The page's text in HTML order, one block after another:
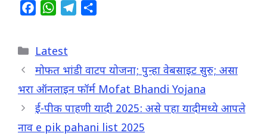
e
b
o
o
k
W
t
s
A
p
g
r
m
e
Categories
Latest
मोफत भांडी वाटप योजना; पुन्हा वेबसाइट सुरु; असा
भरा ऑनलाइन फॉर्म Mofat Bhandi Yojana
ई-पीक पाहणी यादी 2025: असे पहा यादीमध्ये आपले
नाव e pik pahani list 2025